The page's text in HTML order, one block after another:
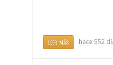
LEER MÁS hace 552